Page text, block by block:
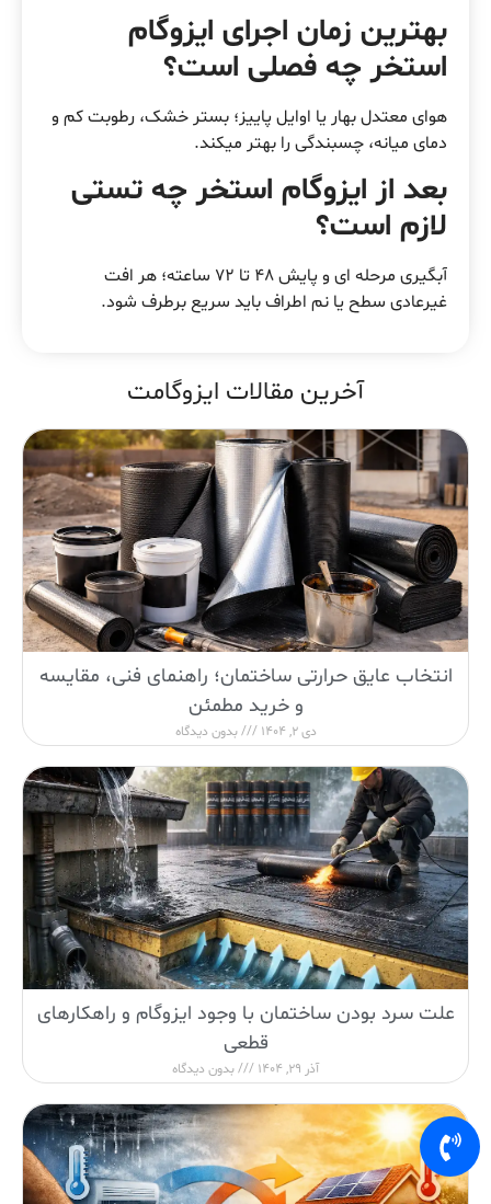
بهترین زمان اجرای ایزوگام
استخر چه فصلی است؟
هوای معتدل بهار یا اوایل پاییز؛ بستر خشک، رطوبت کم و
دمای میانه، چسبندگی را بهتر میکند.
بعد از ایزوگام استخر چه تستی
لازم است؟
آبگیری مرحله ای و پایش 48 تا 72 ساعته؛ هر افت
غیرعادی سطح یا نم اطراف باید سریع برطرف شود.
آخرین مقالات ایزوگامت
انتخاب عایق حرارتی ساختمان؛ راهنمای فنی، مقایسه
و خرید مطمئن
دی 2, 1404 بدون دیدگاه
علت سرد بودن ساختمان با وجود ایزوگام و راهکارهای
قطعی
آذر 29, 1404 بدون دیدگاه